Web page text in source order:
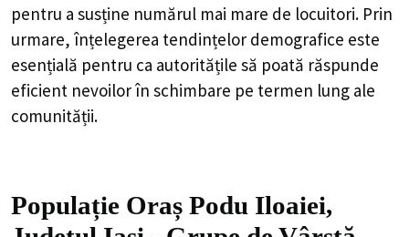
pentru a susține numărul mai mare de locuitori. Prin
urmare, înțelegerea tendințelor demografice este
esențială pentru ca autoritățile să poată răspunde
eficient nevoilor în schimbare pe termen lung ale
comunității.
Populație Oraș Podu Iloaiei,